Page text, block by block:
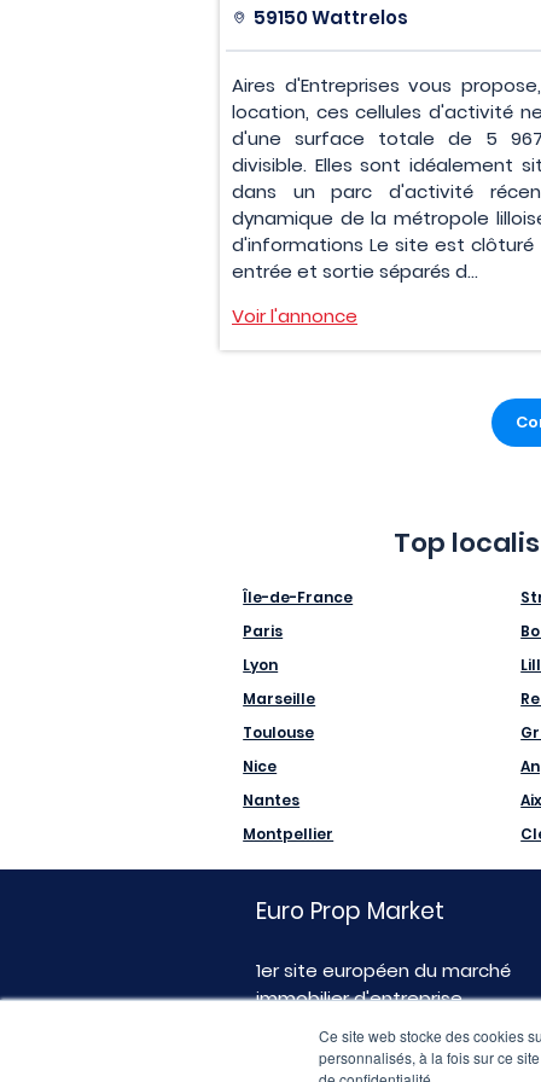
Ce site web stocke des cookies
personnalisés, à la fois sur ce
59150 Wattrelos
Aires d'Entreprises vous
location, ces cellules d'activité
d'une surface totale de 5
divisible. Elles sont idéalement
dans un parc d'activité
dynamique de la métropole
d'informations Le site est clôturé
entrée et sortie séparés d...
Voir l'annonce
Top
Île-de-France
Paris
Lyon
Marseille
Toulouse
Nice
Nantes
Montpellier
Euro Prop Market
1er site européen du marché
immobilier d'entreprise